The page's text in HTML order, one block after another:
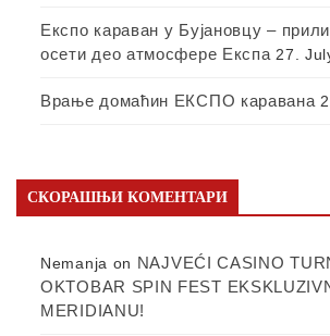
Експо караван у Бујановцу –
осети део атмосфере Експа 27.
Врање домаћин ЕКСПО каравана
СКОРАШЊИ КОМЕНТАРИ
Nemanja on NAJVEĆI CASINO
OKTOBAR SPIN FEST
MERIDIANU!